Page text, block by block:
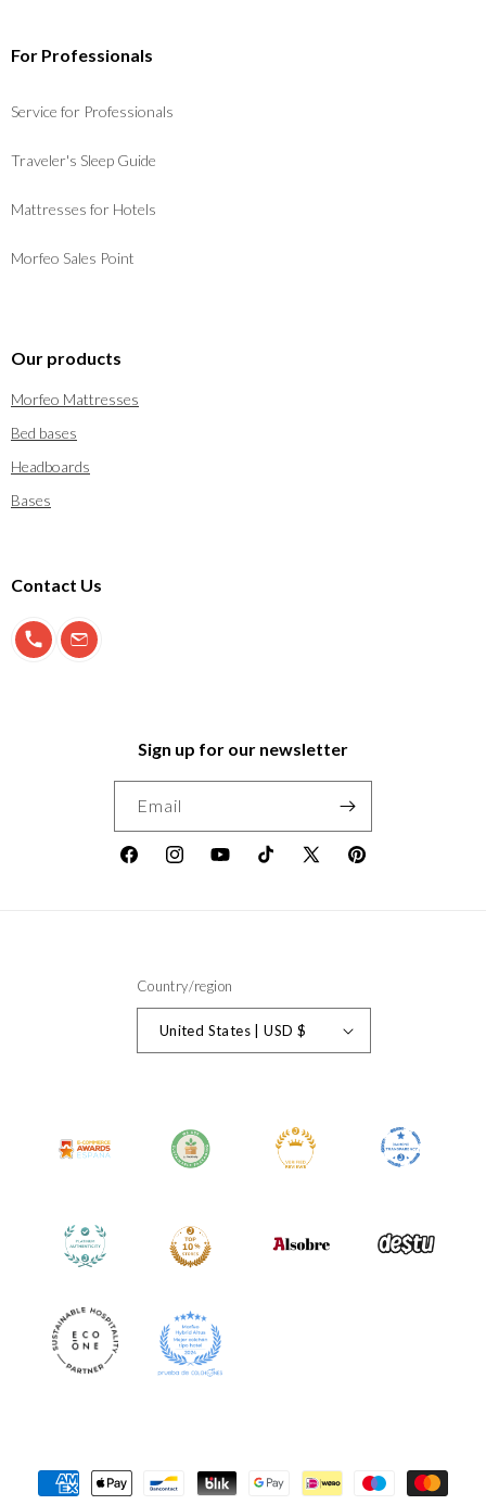
For Professionals
Service for Professionals
Traveler's Sleep Guide
Mattresses for Hotels
Morfeo Sales Point
Our products
Morfeo Mattresses
Bed bases
Headboards
Bases
Contact Us
900 897 123info@morfeo.com
Sign up for our newsletter
Email
FacebookInstagramYouTubeTikTok
X
Pinterest
Country/region
United States | USD $